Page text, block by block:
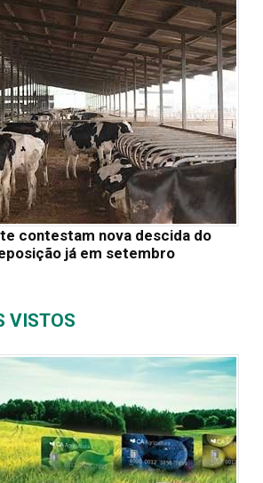
contestam nova descida do
já em setembro
VISTOS